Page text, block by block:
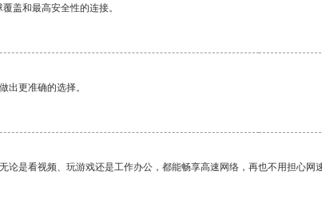
盖和最高安全性的连接。
出更准确的选择。
论是看视频、玩游戏还是工作办公，都能畅享高速网络，再也不用担心网